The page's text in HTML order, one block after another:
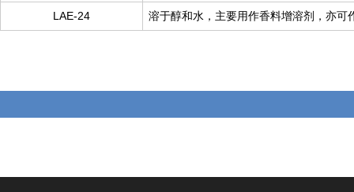
LAE-24 溶于醇和水，主要用作香料增溶剂，亦可